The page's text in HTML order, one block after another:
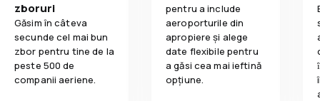
zboruri
Găsim în câteva
secunde cel mai bun
zbor pentru tine de la
peste 500 de
companii aeriene.
pentru a include
aeroporturile din
apropiere și alege
date flexibile pentru
a găsi cea mai ieftină
opțiune.